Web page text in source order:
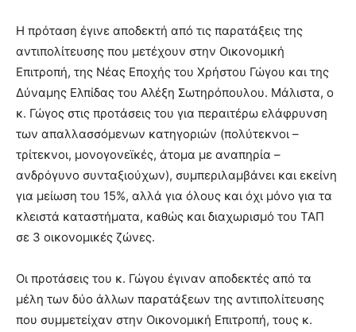
Η πρόταση έγινε αποδεκτή από τις παρατάξεις της
αντιπολίτευσης που μετέχουν στην Οικονομική
Επιτροπή, της Νέας Εποχής του Χρήστου Γώγου και της
Δύναμης Ελπίδας του Αλέξη Σωτηρόπουλου. Μάλιστα, ο
κ. Γώγος στις προτάσεις του για περαιτέρω ελάφρυνση
των απαλλασσόμενων κατηγοριών (πολύτεκνοι –
τρίτεκνοι, μονογονεϊκές, άτομα με αναπηρία –
ανδρόγυνο συνταξιούχων), συμπεριλαμβάνει και εκείνη
για μείωση του 15%, αλλά για όλους και όχι μόνο για τα
κλειστά καταστήματα, καθώς και διαχωρισμό του ΤΑΠ
σε 3 οικονομικές ζώνες.
Οι προτάσεις του κ. Γώγου έγιναν αποδεκτές από τα
μέλη των δύο άλλων παρατάξεων της αντιπολίτευσης
που συμμετείχαν στην Οικονομική Επιτροπή, τους κ.